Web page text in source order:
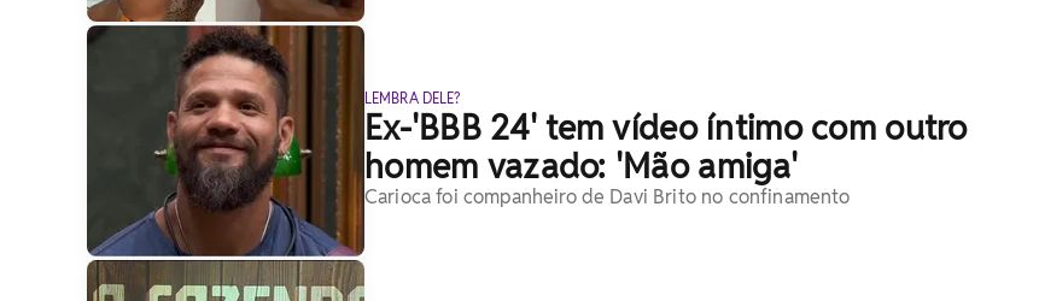
LEMBRA DELE?
Ex-'BBB 24' tem vídeo íntimo com outro
homem vazado: 'Mão amiga'
Carioca foi companheiro de Davi Brito no confinamento